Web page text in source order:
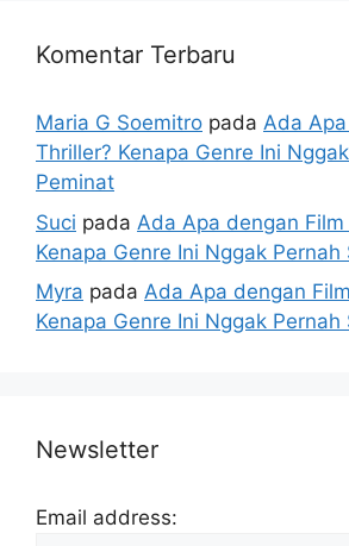
Komentar Terbaru
Maria G Soemitro pada Ada
Thriller? Kenapa Genre Ini
Peminat
Suci pada Ada Apa dengan Film
Kenapa Genre Ini Nggak Pernah
Myra pada Ada Apa dengan
Kenapa Genre Ini Nggak Pernah
Newsletter
Email address: